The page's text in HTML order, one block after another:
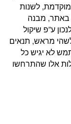
לשנות
באתר, מבנה
ע”פ שיקול
מראש, תנאים
לא יגיש כל
אלו שהתרחשו